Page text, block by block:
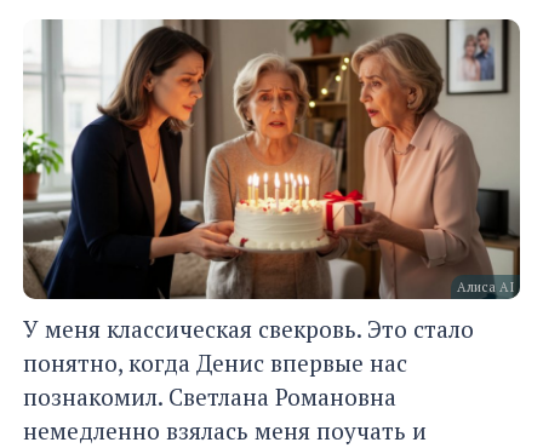
Алиса AI
У меня классическая свекровь. Это стало
понятно, когда Денис впервые нас
познакомил. Светлана Романовна
немедленно взялась меня поучать и